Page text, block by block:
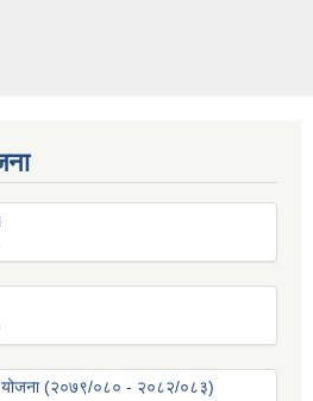
योजना (२०७९/०८० - २०८२/०८३)